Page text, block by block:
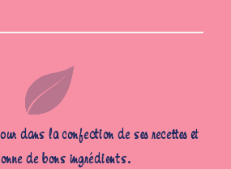
dans la confection de ses recettes et
de bons ingrédients.